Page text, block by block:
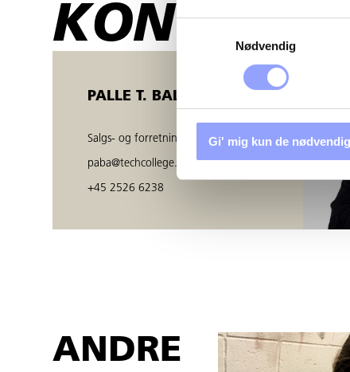
Nødvendig
Gi' mig kun de
PALLE T. BALZER
Salgs- og forretningsudvikler
paba@techcollege.dk
+45 2526 6238
ANDRE